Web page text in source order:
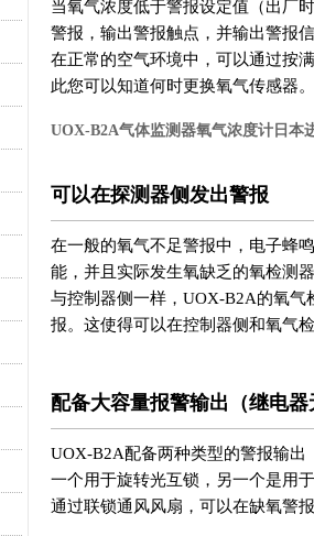
当氧气浓度低于警报设定值（出厂
警报，输出警报触点，并输出警报信
在正常的空气环境中，可以通过按
此您可以知道何时更换氧气传感器。
UOX-B2A气体监测器氧气浓度计日本
可以在探测器侧发出警报
在一般的氧气不足警报中，电子蜂
能，并且实际发生氧缺乏的氧检测
与控制器侧一样，UOX-B2A的氧气
报。 这使得可以在控制器侧和氧气
配备大容量报警输出（继电器
UOX-B2A配备两种类型的警报输出
一个用于旋转光互锁，另一个是用
通过联锁通风风扇，可以在缺氧警